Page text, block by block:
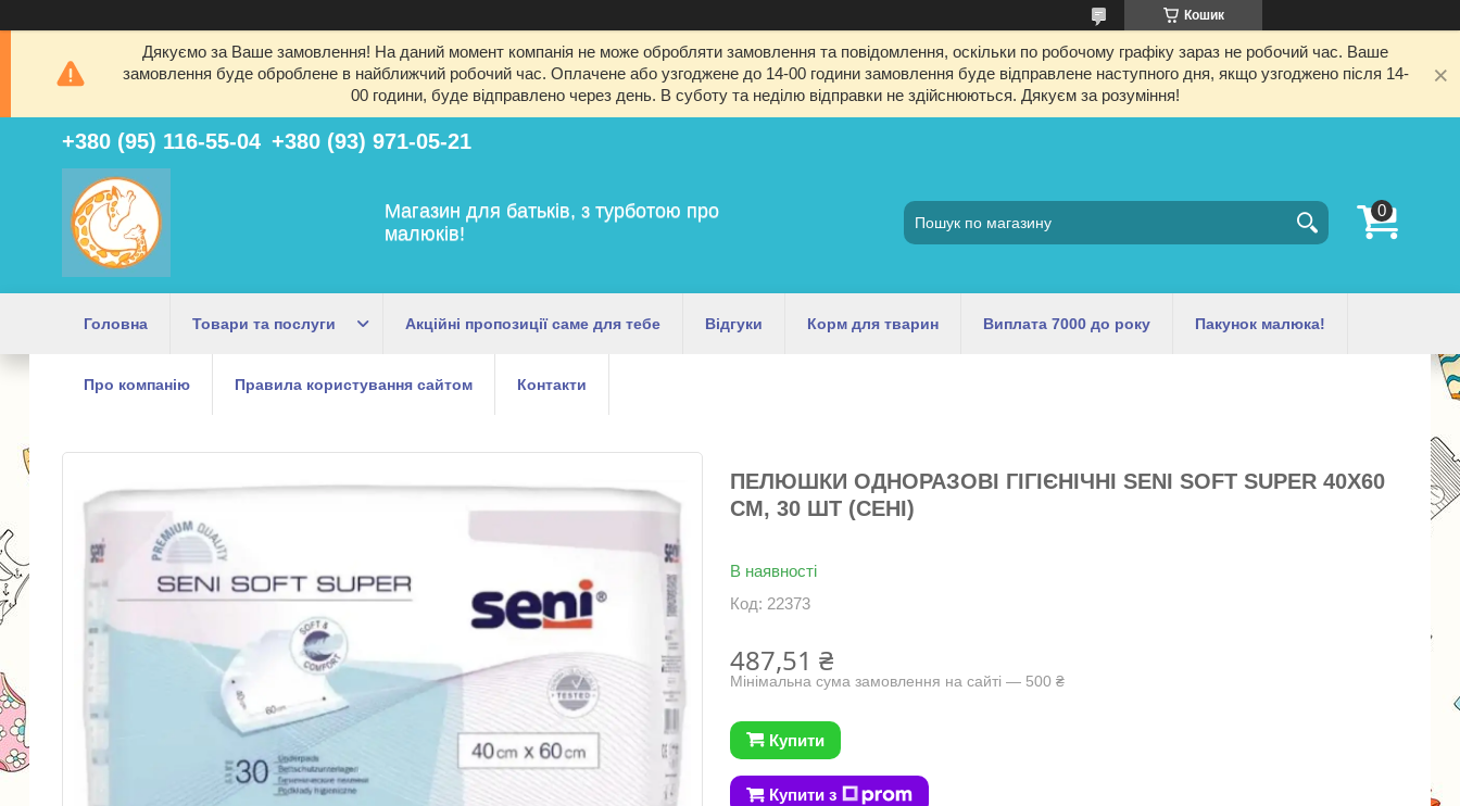
Кошик
Дякуємо за Ваше замовлення! На даний момент компанія не може обробляти замовлення та повідомлення, оскільки по робочому графіку зараз не робочий час. Ваше
замовлення буде оброблене в найближчий робочий час. Оплачене або узгоджене до 14-00 години замовлення буде відправлене наступного дня, якщо узгоджено після 14-
00 години, буде відправлено через день. В суботу та неділю відправки не здійснюються. Дякуєм за розуміння!
+380 (95) 116-55-04 +380 (93) 971-05-21
Магазин для батьків, з турботою про
малюків!
Головна Товари та послуги Акційні пропозиції саме для тебе Відгуки Корм для тварин Виплата 7000 до року Пакунок малюка!
Про компанію Правила користування сайтом Контакти
ПЕЛЮШКИ ОДНОРАЗОВІ ГІГІЄНІЧНІ SENI SOFT SUPER 40Х60
СМ, 30 ШТ (СЕНІ)
В наявності
Код: 22373
487,51 ₴
Мінімальна сума замовлення на сайті — 500 ₴
Купити
Купити з